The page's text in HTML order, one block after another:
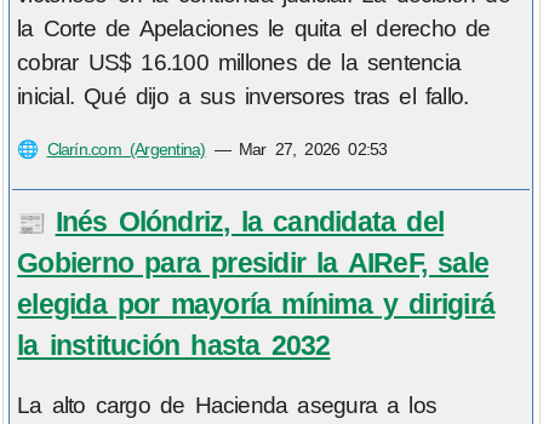
la Corte de Apelaciones le quita el derecho de
cobrar US$ 16.100 millones de la sentencia
inicial. Qué dijo a sus inversores tras el fallo.
🌐 Clarín.com (Argentina) — Mar 27, 2026 02:53
📰 Inés Olóndriz, la candidata del
Gobierno para presidir la AIReF, sale
elegida por mayoría mínima y dirigirá
la institución hasta 2032
La alto cargo de Hacienda asegura a los